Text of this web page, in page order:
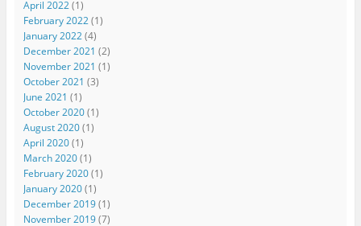
April 2022(1)
February 2022(1)
January 2022(4)
December 2021 (2)
November 2021 (1)
October 2021 (3)
June 2021 (1)
October 2020(1)
August 2020(1)
April 2020(1)
March 2020(1)
February 2020(1)
January 2020(1)
December 2019(1)
November 2019(7)